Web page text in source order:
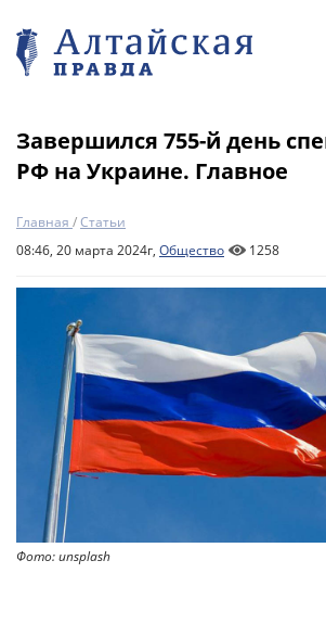
Завершился 755-й день
РФ на Украине. Главное
Главная /Статьи
08:46, 20 марта 2024г, Общество 1258
Фото: unsplash